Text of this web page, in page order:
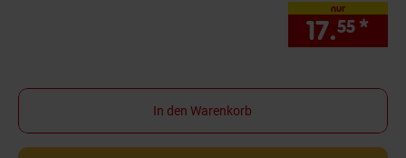
nur
17.55 *
In den Warenkorb